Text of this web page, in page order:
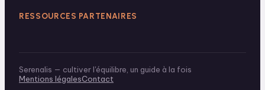
RESSOURCES PARTENAIRES
Serenalis — cultiver l'équilibre, un guide à la fois
Mentions légalesContact